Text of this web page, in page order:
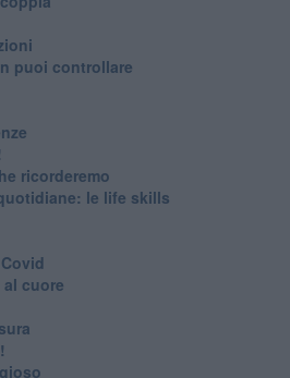
puoi controllare
ricorderemo
le life skills
cuore